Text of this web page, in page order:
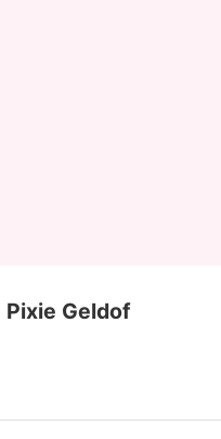
Pixie Geldof